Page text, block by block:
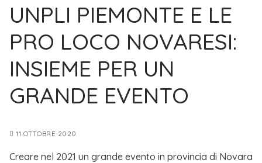
UNPLI PIEMONTE E LE
PRO LOCO NOVARESI:
INSIEME PER UN
GRANDE EVENTO
11 OTTOBRE 2020
Creare nel 2021 un grande evento in provincia di Novara